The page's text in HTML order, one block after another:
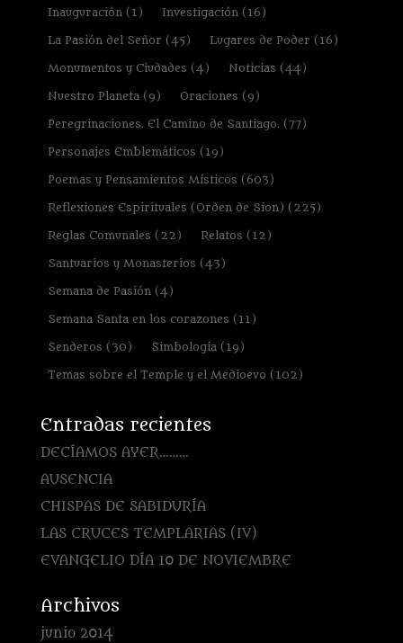
Inauguración(1) Investigación(16)
La Pasión del Señor (45) Lugares de Poder (16)
Monumentos y Ciudades (4) Noticias (44)
Nuestro Planeta(9) Oraciones (9)
Peregrinaciones. El Camino de Santiago.(77)
Personajes Emblemáticos (19)
Poemas y Pensamientos Místicos (603)
Reflexiones Espirituales (Orden de Sion) (225)
Reglas Comunales (22) Relatos (12)
Santuarios y Monasterios (43)
Semana de Pasión(4)
Semana Santa en los corazones (11)
Senderos (30) Simbología(19)
Temas sobre el Temple y el Medioevo (102)
Entradas recientes
DECÍAMOS AYER………
AUSENCIA
CHISPAS DE SABIDURÍA
LAS CRUCES TEMPLARIAS (IV)
EVANGELIO DÍA 10 DE NOVIEMBRE
Archivos
junio 2014